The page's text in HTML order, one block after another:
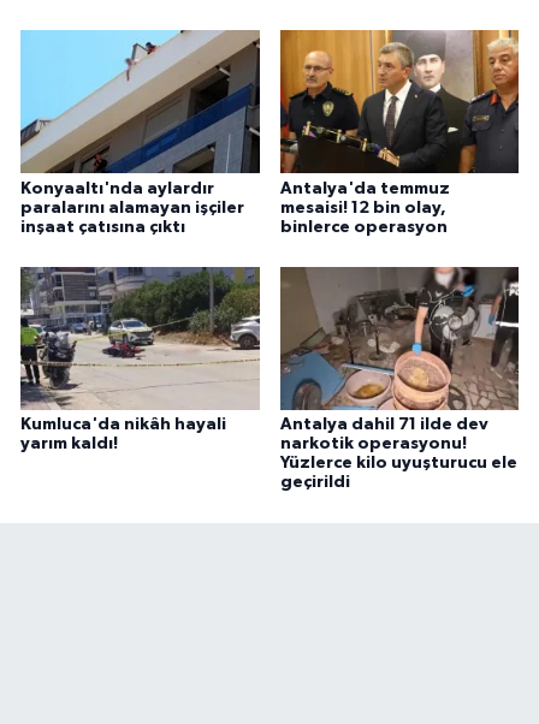
Konyaaltı'nda aylardır
paralarını alamayan işçiler
inşaat çatısına çıktı
Antalya'da temmuz
mesaisi! 12 bin olay,
binlerce operasyon
Kumluca'da nikâh hayali
yarım kaldı!
Antalya dahil 71 ilde dev
narkotik operasyonu!
Yüzlerce kilo uyuşturucu ele
geçirildi